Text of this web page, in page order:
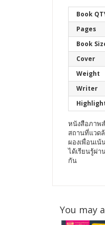
Book
Pages
Book
Cover
Weight
Writer
หนังสือภาพ
สถานที่แวด
ผองเพื่อนเน้
ได้เรียนรู้ผ่
กัน
You may